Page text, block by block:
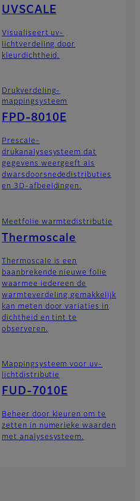
UVSCALE
Visualiseert uv-
lichtverdeling door
kleurdichtheid.
Drukverdeling-
mappingsysteem
FPD-8010E
Prescale-
drukanalysesysteem dat
gegevens weergeeft als
dwarsdoorsnededistributies
en 3D-afbeeldingen.
Meetfolie warmtedistributie
Thermoscale
Thermoscale is een
baanbrekende nieuwe folie
waarmee iedereen de
warmteverdeling gemakkelijk
kan meten door variaties in
dichtheid en tint te
observeren.
Mappingsysteem voor uv-
lichtdistributie
FUD-7010E
Beheer door kleuren om te
zetten in numerieke waarden
met analysesysteem.